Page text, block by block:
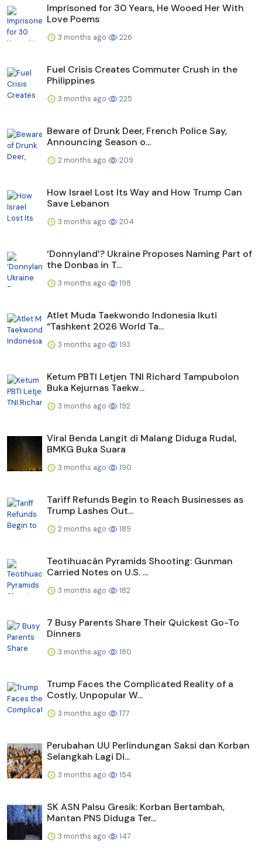
Imprisoned for 30 Years, He Wooed Her With
Love Poems
3 months ago 226
Fuel Crisis Creates Commuter Crush in the
Philippines
3 months ago 225
Beware of Drunk Deer, French Police Say,
Announcing Season o...
2 months ago 209
How Israel Lost Its Way and How Trump Can
Save Lebanon
3 months ago 204
‘Donnyland’? Ukraine Proposes Naming Part of
the Donbas in T...
3 months ago 198
Atlet Muda Taekwondo Indonesia Ikuti
“Tashkent 2026 World Ta...
3 months ago 193
Ketum PBTI Letjen TNI Richard Tampubolon
Buka Kejurnas Taekw...
3 months ago 192
Viral Benda Langit di Malang Diduga Rudal,
BMKG Buka Suara
3 months ago 190
Tariff Refunds Begin to Reach Businesses as
Trump Lashes Out...
2 months ago 189
Teotihuacán Pyramids Shooting: Gunman
Carried Notes on U.S. ...
3 months ago 182
7 Busy Parents Share Their Quickest Go-To
Dinners
3 months ago 180
Trump Faces the Complicated Reality of a
Costly, Unpopular W...
3 months ago 177
Perubahan UU Perlindungan Saksi dan Korban
Selangkah Lagi Di...
3 months ago 154
SK ASN Palsu Gresik: Korban Bertambah,
Mantan PNS Diduga Ter...
3 months ago 147